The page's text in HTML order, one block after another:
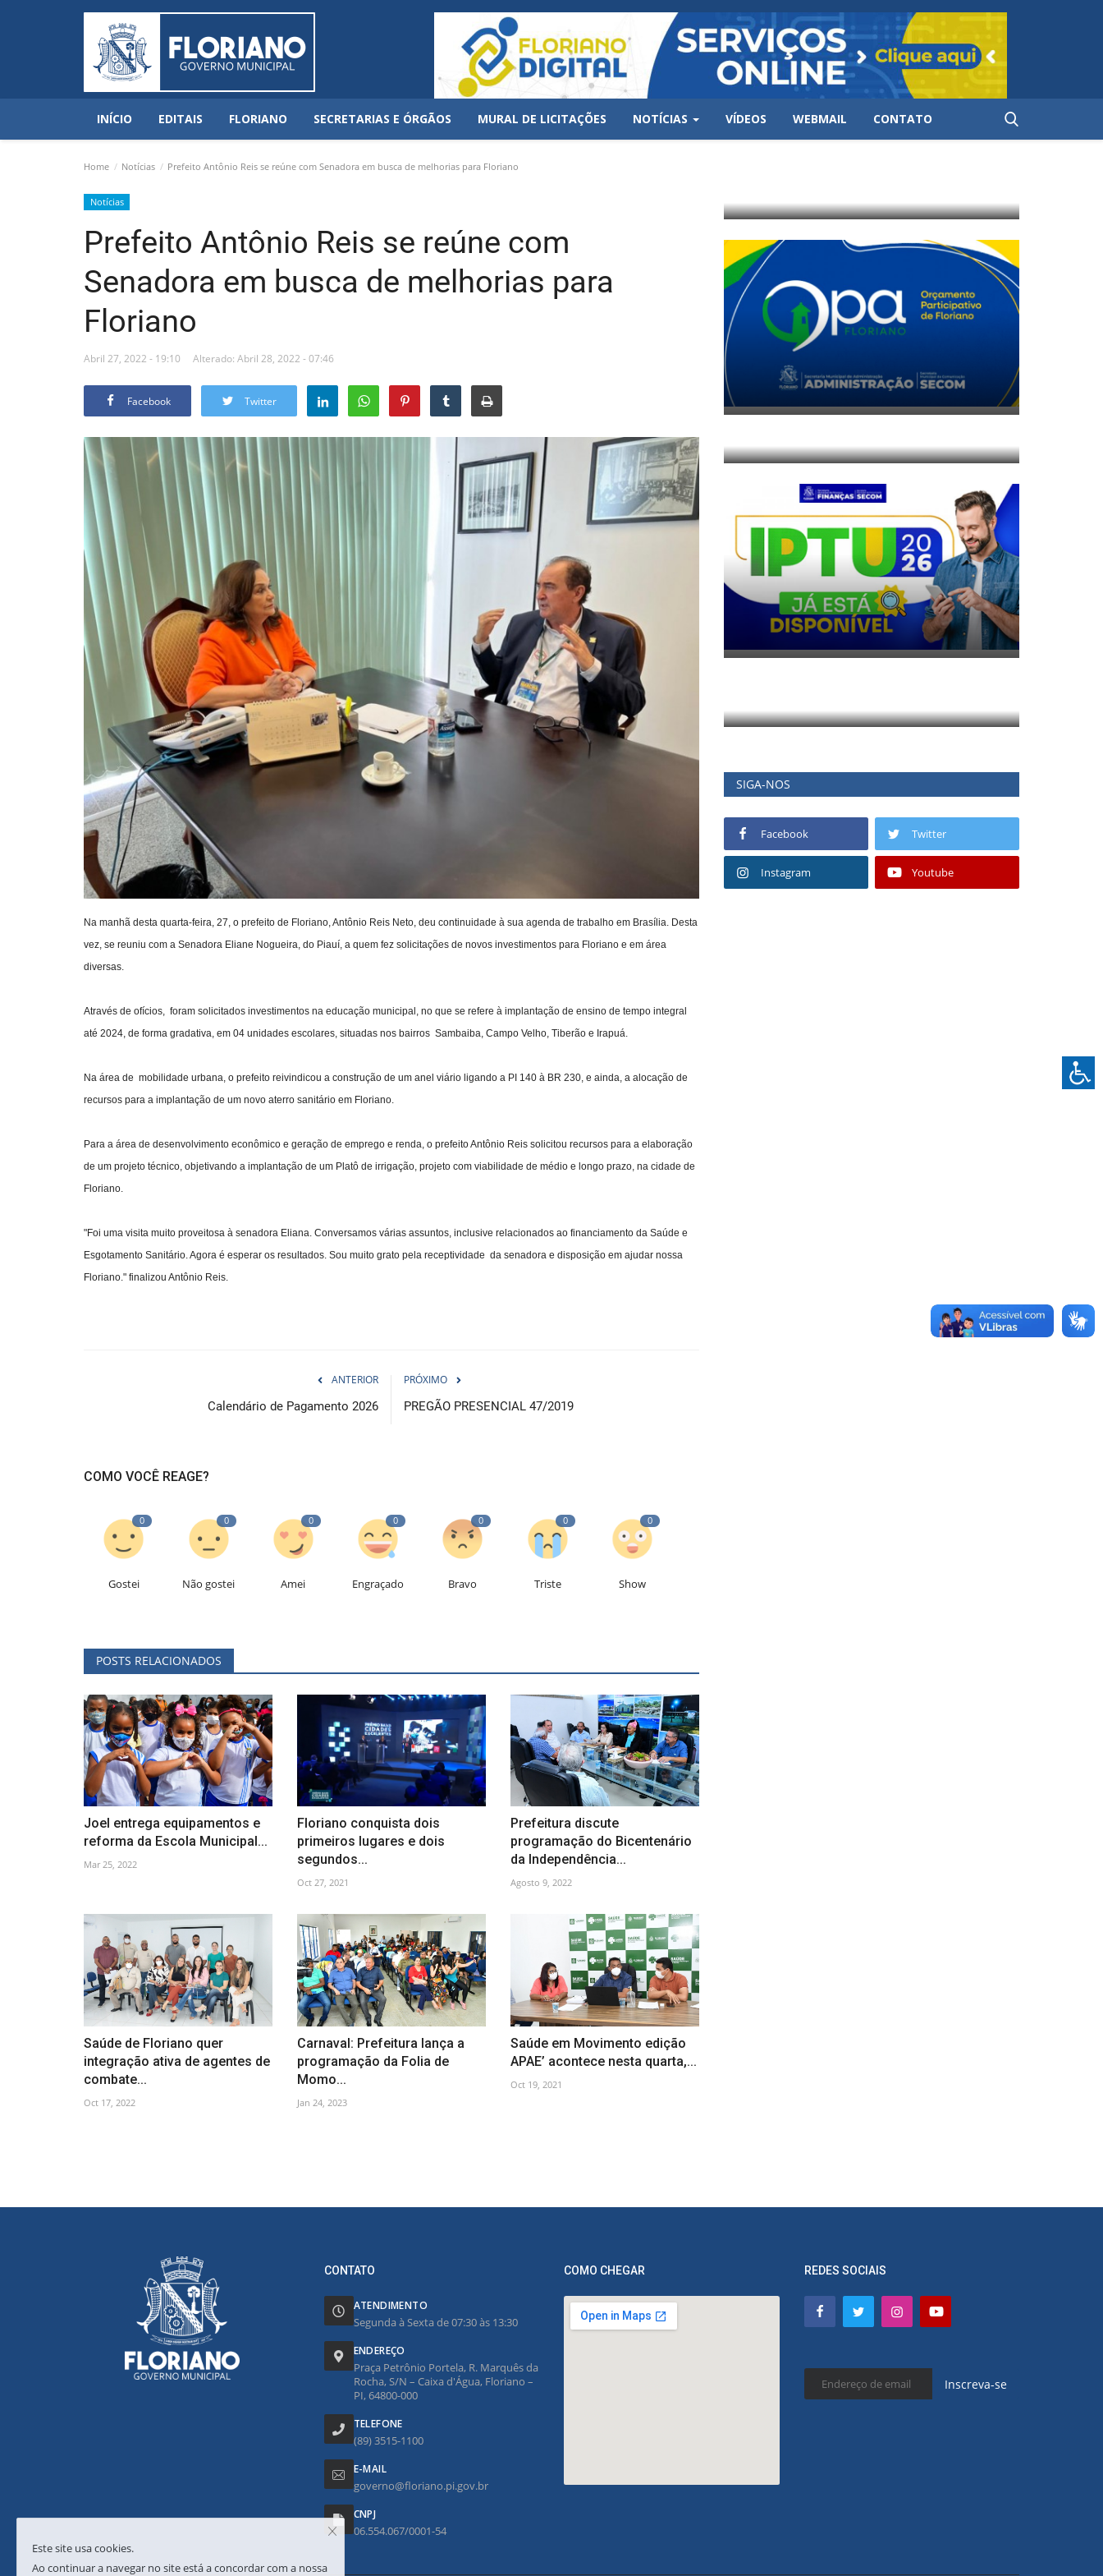
INÍCIO EDITAIS FLORIANO SECRETARIAS E ÓRGÃOS MURAL DE LICITAÇÕES NOTÍCIAS VÍDEOS WEBMAIL CONTATO
Home Notícias Prefeito Antônio Reis se reúne com Senadora em busca de melhorias para Floriano
Notícias
Prefeito Antônio Reis se reúne com
Senadora em busca de melhorias para
Floriano
Abril 27, 2022 - 19:10 Alterado: Abril 28, 2022 - 07:46
Facebook Twitter
Na manhã desta quarta-feira, 27, o prefeito de Floriano, Antônio Reis Neto, deu continuidade à sua agenda de trabalho em Brasília. Desta
vez, se reuniu com a Senadora Eliane Nogueira, do Piauí, a quem fez solicitações de novos investimentos para Floriano e em área
diversas.
Através de ofícios, foram solicitados investimentos na educação municipal, no que se refere à implantação de ensino de tempo integral
até 2024, de forma gradativa, em 04 unidades escolares, situadas nos bairros Sambaiba, Campo Velho, Tiberão e Irapuá.
Na área de mobilidade urbana, o prefeito reivindicou a construção de um anel viário ligando a PI 140 à BR 230, e ainda, a alocação de
recursos para a implantação de um novo aterro sanitário em Floriano.
Para a área de desenvolvimento econômico e geração de emprego e renda, o prefeito Antônio Reis solicitou recursos para a elaboração
de um projeto técnico, objetivando a implantação de um Platô de irrigação, projeto com viabilidade de médio e longo prazo, na cidade de
Floriano.
"Foi uma visita muito proveitosa à senadora Eliana. Conversamos várias assuntos, inclusive relacionados ao financiamento da Saúde e
Esgotamento Sanitário. Agora é esperar os resultados. Sou muito grato pela receptividade da senadora e disposição em ajudar nossa
Floriano." finalizou Antônio Reis.
ANTERIOR
Calendário de Pagamento 2026
PRÓXIMO
PREGÃO PRESENCIAL 47/2019
COMO VOCÊ REAGE?
0
Gostei
0
Não gostei
0
Amei
0
Engraçado
0
Bravo
0
Triste
0
Show
POSTS RELACIONADOS
Joel entrega equipamentos e
reforma da Escola Municipal...
Mar 25, 2022
Floriano conquista dois
primeiros lugares e dois
segundos...
Oct 27, 2021
Prefeitura discute
programação do Bicentenário
da Independência...
Agosto 9, 2022
Saúde de Floriano quer
integração ativa de agentes de
combate...
Oct 17, 2022
Carnaval: Prefeitura lança a
programação da Folia de
Momo...
Jan 24, 2023
Saúde em Movimento edição
APAE’ acontece nesta quarta,...
Oct 19, 2021
SIGA-NOS
Facebook Twitter
Instagram Youtube
CONTATO
ATENDIMENTO
Segunda à Sexta de 07:30 às 13:30
ENDEREÇO
Praça Petrônio Portela, R. Marquês da
Rocha, S/N – Caixa d'Água, Floriano –
PI, 64800-000
TELEFONE
(89) 3515-1100
E-MAIL
governo@floriano.pi.gov.br
CNPJ
06.554.067/0001-54
COMO CHEGAR REDES SOCIAIS
Inscreva-se
Este site usa cookies.
Ao continuar a navegar no site está a concordar com a nossa